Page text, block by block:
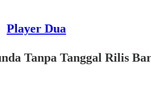
Player Dua
Tanpa Tanggal Rilis